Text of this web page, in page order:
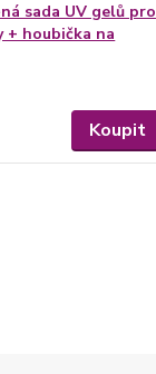
sada UV gelů pro
+ houbička na
Koupit